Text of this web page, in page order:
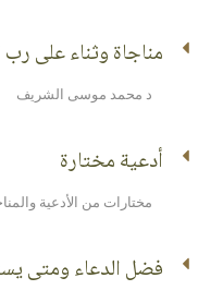
مناجاة وثناء على
د محمد موسى الشريف
أدعية مختارة
مختارات من الأدعية
فضل الدعاء ومتى